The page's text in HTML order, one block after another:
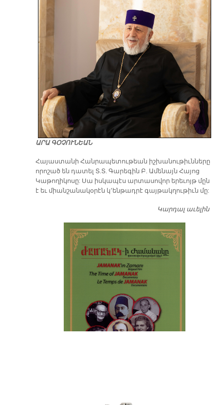
ԱՐԱ ԳՕՉՈՒՆԵԱՆ
​Հայաստանի Հանրապետութեան իշխանութիւնները
որոշած են դատել Տ.Տ. Գարեգին Բ. Ամենայն Հայոց
Կաթողիկոսը: Սա իսկապէս արտասովոր երեւոյթ մըն
է եւ միանշանակօրէն կ՚ենթադրէ գայթակղութիւն մը:
Կարդալ աւելին